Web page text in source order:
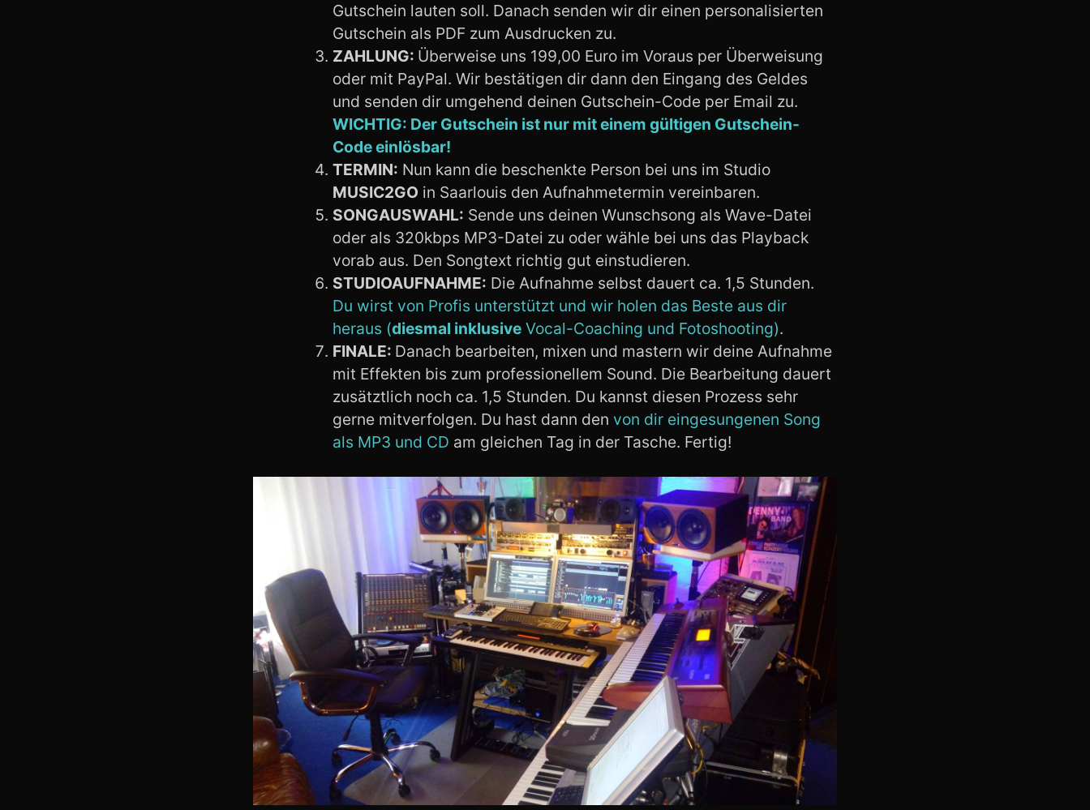
Gutschein lauten soll. Danach senden wir dir einen personalisierten
Gutschein als PDF zum Ausdrucken zu.
ZAHLUNG: Überweise uns 199,00 Euro im Voraus per Überweisung
oder mit PayPal. Wir bestätigen dir dann den Eingang des Geldes
und senden dir umgehend deinen Gutschein-Code per Email zu.
WICHTIG: Der Gutschein ist nur mit einem gültigen Gutschein-
Code einlösbar!
TERMIN: Nun kann die beschenkte Person bei uns im Studio
MUSIC2GO in Saarlouis den Aufnahmetermin vereinbaren.
SONGAUSWAHL: Sende uns deinen Wunschsong als Wave-Datei
oder als 320kbps MP3-Datei zu oder wähle bei uns das Playback
vorab aus. Den Songtext richtig gut einstudieren.
STUDIOAUFNAHME: Die Aufnahme selbst dauert ca. 1,5 Stunden.
Du wirst von Profis unterstützt und wir holen das Beste aus dir
heraus (diesmal inklusiveVocal-Coaching und Fotoshooting).
FINALE: Danach bearbeiten, mixen und mastern wir deine Aufnahme
mit Effekten bis zum professionellem Sound. Die Bearbeitung dauert
zusätztlich noch ca. 1,5 Stunden. Du kannst diesen Prozess sehr
gerne mitverfolgen. Du hast dann den von dir eingesungenen Song
als MP3 und CD am gleichen Tag in der Tasche. Fertig!